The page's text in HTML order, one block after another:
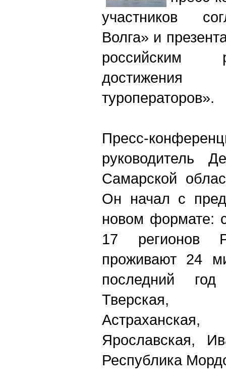
участников
Волга» и
российским
туроператоров».
Пресс-
руководитель
Самарской
Он начал с
новом формате:
17 регионов
проживают 24
последний
Тверская,
Ярославская,
Республика